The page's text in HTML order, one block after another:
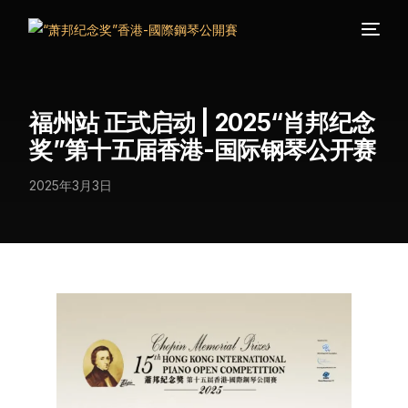
福州站 正式启动 | 2025“肖邦纪念
奖”第十五届香港-国际钢琴公开赛
2025年3月3日